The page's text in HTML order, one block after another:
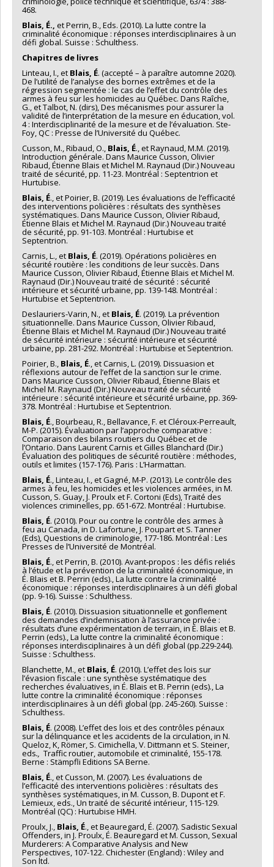
Sources de financement :
FRQNT/Fonds de recherche du
Québec - Nature et technologies (FQRNT)
Programmes de subvention :PVXXXXXX-(RS) Programme de
regroupements stratégiques
468.
Blais, É., et Perrin, B., Eds. (2010). La lutte contre la
criminalité économique : réponses interdisciplinaires à un
défi global. Suisse : Schulthess.
Chapitres de livres
Linteau, I., et Blais, É. (accepté – à paraître automne 2020).
De l’utilité de l’analyse des bornes extrêmes et de la
régression segmentée : le cas de l’effet du contrôle des
armes à feu sur les homicides au Québec. Dans Raîche,
G., et Talbot, N. (dirs), Des mécanismes pour assurer la
validité de l’interprétation de la mesure en éducation, vol.
4 : Interdisciplinarité de la mesure et de l’évaluation. Ste-
Foy, QC : Presse de l’Université du Québec.
Cusson, M., Ribaud, O., Blais, É., et Raynaud, M.M. (2019).
Introduction générale. Dans Maurice Cusson, Olivier
Ribaud, Étienne Blais et Michel M. Raynaud (Dir.) Nouveau
traité de sécurité, pp. 11-23. Montréal : Septentrion et
Hurtubise.
Blais, É., et Poirier, B. (2019). Les évaluations de l’efficacité
des interventions policières : résultats des synthèses
systématiques. Dans Maurice Cusson, Olivier Ribaud,
Étienne Blais et Michel M. Raynaud (Dir.) Nouveau traité
de sécurité, pp. 91-103. Montréal : Hurtubise et
Septentrion.
Carnis, L., et Blais, É. (2019). Opérations policières en
sécurité routière : les conditions de leur succès. Dans
Maurice Cusson, Olivier Ribaud, Étienne Blais et Michel M.
Raynaud (Dir.) Nouveau traité de sécurité : sécurité
intérieure et sécurité urbaine, pp. 139-148. Montréal :
Hurtubise et Septentrion.
Deslauriers-Varin, N., et Blais, É. (2019). La prévention
situationnelle. Dans Maurice Cusson, Olivier Ribaud,
Étienne Blais et Michel M. Raynaud (Dir.) Nouveau traité
de sécurité intérieure : sécurité intérieure et sécurité
urbaine, pp. 281-292. Montréal : Hurtubise et Septentrion.
Poirier, B., Blais, É., et Carnis, L. (2019). Dissuasion et
réflexions autour de l’effet de la sanction sur le crime.
Dans Maurice Cusson, Olivier Ribaud, Étienne Blais et
Michel M. Raynaud (Dir.) Nouveau traité de sécurité
intérieure : sécurité intérieure et sécurité urbaine, pp. 369-
378. Montréal : Hurtubise et Septentrion.
Blais, É., Bourbeau, R., Bellavance, F. et Cléroux-Perreault,
M-P. (2015). Évaluation par l’approche comparative :
Comparaison des bilans routiers du Québec et de
l’Ontario. Dans Laurent Carnis et Gilles Blanchard (Dir.)
Évaluation des politiques de sécurité routière : méthodes,
outils et limites (157-176). Paris : L’Harmattan.
Blais, É., Linteau, I., et Gagné, M-P. (2013). Le contrôle des
armes à feu, les homicides et les violences armées, in M.
Cusson, S. Guay, J. Proulx et F. Cortoni (Eds), Traité des
violences criminelles, pp. 651-672. Montréal : Hurtubise.
Blais, É. (2010). Pour ou contre le contrôle des armes à
feu au Canada, in D. Lafortune, J. Poupart et S. Tanner
(Eds), Questions de criminologie, 177-186. Montréal : Les
Presses de l’Université de Montréal.
Blais, É., et Perrin, B. (2010). Avant-propos : les défis reliés
à l’étude et la prévention de la criminalité économique, in
É. Blais et B. Perrin (eds)., La lutte contre la criminalité
économique : réponses interdisciplinaires à un défi global
(pp. 9-16). Suisse : Schulthess.
Blais, É. (2010). Dissuasion situationnelle et gonflement
des demandes d’indemnisation à l’assurance privée :
résultats d’une expérimentation de terrain, in É. Blais et B.
Perrin (eds)., La lutte contre la criminalité économique :
réponses interdisciplinaires à un défi global (pp.229-244).
Suisse : Schulthess.
Blanchette, M., et Blais, É. (2010). L’effet des lois sur
l’évasion fiscale : une synthèse systématique des
recherches évaluatives, in É. Blais et B. Perrin (eds)., La
lutte contre la criminalité économique : réponses
interdisciplinaires à un défi global (pp. 245-260). Suisse :
Schulthess.
Blais, É. (2008). L’effet des lois et des contrôles pénaux
sur la délinquance et les accidents de la circulation, in N.
Queloz, K, Römer, S. Cimichella, V. Dittmann et S. Steiner,
eds., Traffic routier, automobile et criminalité, 155-178.
Berne : Stämpfli Editions SA Berne.
Blais, É., et Cusson, M. (2007). Les évaluations de
l’efficacité des interventions policières : résultats des
synthèses systématiques, in M. Cusson, B. Dupont et F.
Lemieux, eds., Un traité de sécurité intérieur, 115-129.
Montréal (QC) : Hurtubise HMH.
Proulx, J., Blais, É., et Beauregard, É. (2007). Sadistic Sexual
Offenders, in J. Proulx, É. Beauregard et M. Cusson, Sexual
Murderers: A Comparative Analysis and New
Perspectives, 107-122. Chichester (England) : Wiley and
Son ltd.